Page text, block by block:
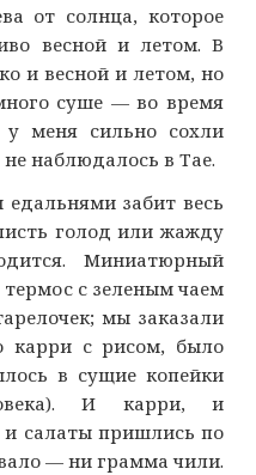
от солнца, которое
весной и летом. В
и весной и летом, но
суше — во время
меня сильно сохли
наблюдалось в Тае.
забит весь
голод или жажду
Миниатюрный
термос с зеленым чаем
мы заказали
карри с рисом, было
в сущие копейки
И карри, и
салаты пришлись по
— ни грамма чили.